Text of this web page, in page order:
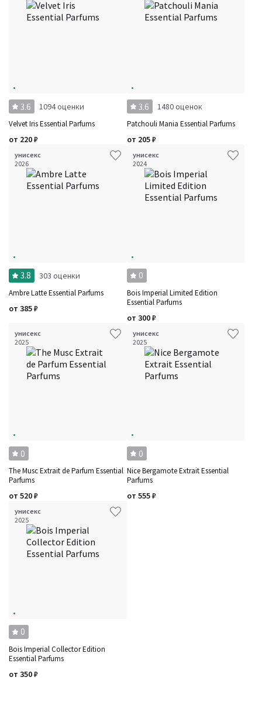
3.6 1094 оценки
Velvet Iris Essential Parfums
от 220₽
3.6 1480 оценок
Patchouli Mania Essential Parfums
от 205₽
унисекс
2026
3.8 303 оценки
Ambre Latte Essential Parfums
от 385₽
унисекс
2024
0
Bois Imperial Limited Edition
Essential Parfums
от 300₽
унисекс
2025
0
The Musc Extrait de Parfum Essential
Parfums
от 520₽
унисекс
2025
0
Nice Bergamote Extrait Essential
Parfums
от 555₽
унисекс
2025
0
Bois Imperial Collector Edition
Essential Parfums
от 350₽